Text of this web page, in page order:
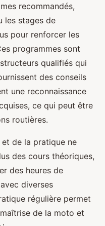
recommandés,
les stages de
pour renforcer les
programmes sont
qualifiés qui
des conseils
une reconnaissance
ce qui peut être
routières.
de la pratique ne
des cours théoriques,
des heures de
diverses
régulière permet
de la moto et